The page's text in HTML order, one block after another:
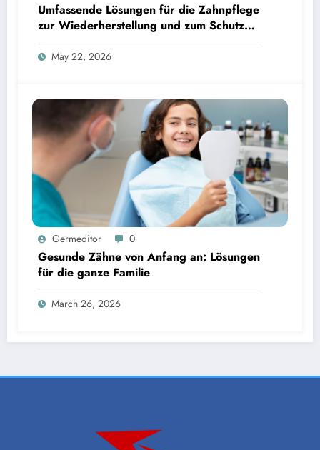
Umfassende Lösungen für die Zahnpflege
zur Wiederherstellung und zum Schutz
Ihrer Zähne
May 22, 2026
Germeditor 0
Gesunde Zähne von Anfang an: Lösungen
für die ganze Familie
March 26, 2026